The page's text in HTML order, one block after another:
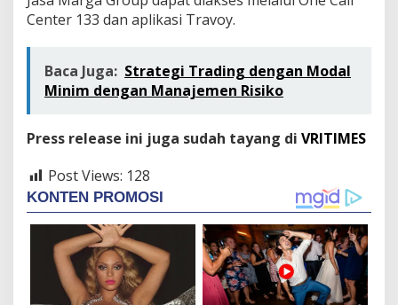
Center 133 dan aplikasi Travoy.
Baca Juga: Strategi Trading dengan Modal
Minim dengan Manajemen Risiko
Press release ini juga sudah tayang di VRITIMES
Post Views: 128